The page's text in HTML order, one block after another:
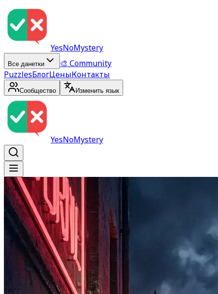
YesNoMystery
Все данетки
🎨 Community
PuzzlesБлогЦеныКонтакты
Сообщество Изменить язык
YesNoMystery